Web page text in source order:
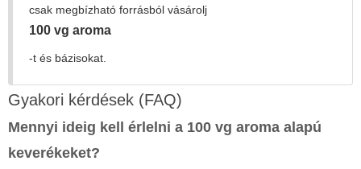
csak megbízható forrásból vásárolj
100 vg aroma
-t és bázisokat.
Gyakori kérdések (FAQ)
Mennyi ideig kell érlelni a 100 vg aroma alapú
keverékeket?